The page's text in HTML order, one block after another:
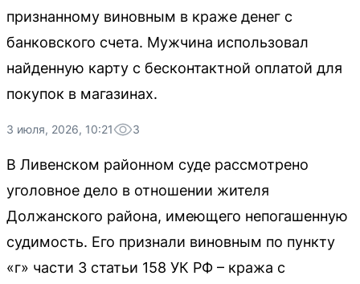
признанному виновным в краже денег с
банковского счета. Мужчина использовал
найденную карту с бесконтактной оплатой для
покупок в магазинах.
3 июля, 2026, 10:21 3
В Ливенском районном суде рассмотрено
уголовное дело в отношении жителя
Должанского района, имеющего непогашенную
судимость. Его признали виновным по пункту
«г» части 3 статьи 158 УК РФ – кража с